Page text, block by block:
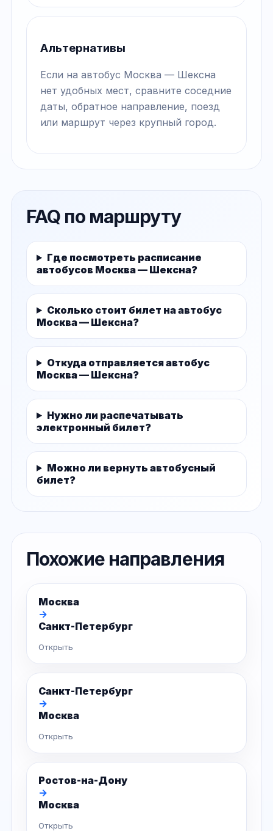
Альтернативы
Если на автобус Москва — Шексна
нет удобных мест, сравните соседние
даты, обратное направление, поезд
или маршрут через крупный город.
FAQ по маршруту
Где посмотреть расписание
автобусов Москва — Шексна?
Сколько стоит билет на автобус
Москва — Шексна?
Откуда отправляется автобус
Москва — Шексна?
Нужно ли распечатывать
электронный билет?
Можно ли вернуть автобусный
билет?
Похожие направления
Москва
→
Санкт-Петербург
Открыть
Санкт-Петербург
→
Москва
Открыть
Ростов-на-Дону
→
Москва
Открыть